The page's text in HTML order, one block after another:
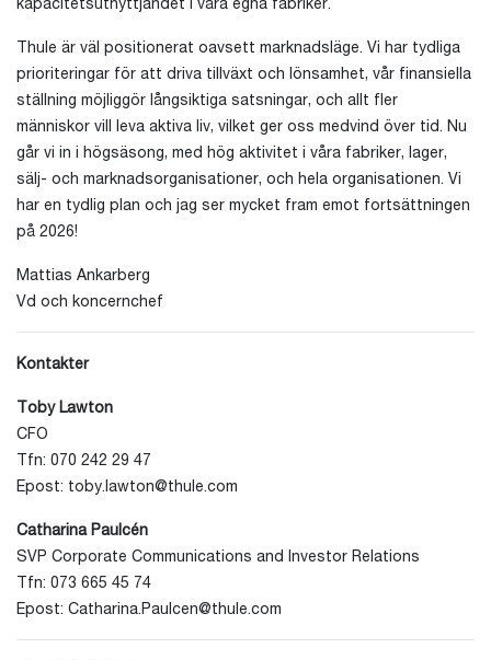
Thule är väl positionerat oavsett marknadsläge. Vi har tydliga
prioriteringar för att driva tillväxt och lönsamhet, vår finansiella
ställning möjliggör långsiktiga satsningar, och allt fler
människor vill leva aktiva liv, vilket ger oss medvind över tid. Nu
går vi in i högsäsong, med hög aktivitet i våra fabriker, lager,
sälj- och marknadsorganisationer, och hela organisationen. Vi
har en tydlig plan och jag ser mycket fram emot fortsättningen
på 2026!
Mattias Ankarberg
Vd och koncernchef
Kontakter
Toby Lawton
CFO
Tfn: 070 242 29 47
Epost: toby.lawton@thule.com
Catharina Paulcén
SVP Corporate Communications and Investor Relations
Tfn: 073 665 45 74
Epost: Catharina.Paulcen@thule.com